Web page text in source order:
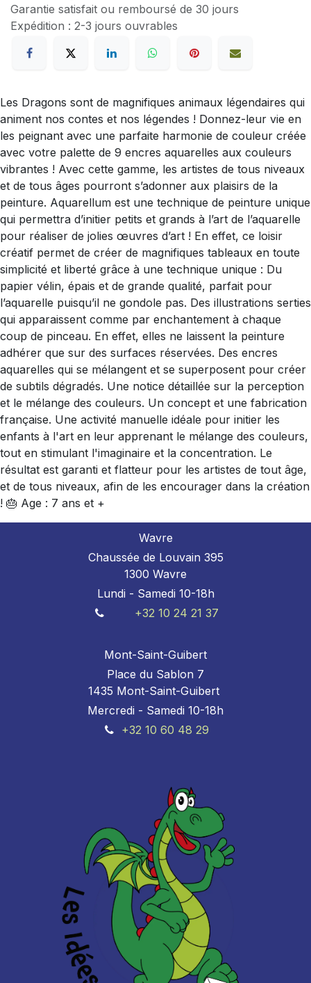
Garantie satisfait ou remboursé de 30 jours
Expédition : 2-3 jours ouvrables
Les Dragons sont de magnifiques animaux légendaires qui
animent nos contes et nos légendes ! Donnez-leur vie en
les peignant avec une parfaite harmonie de couleur créée
avec votre palette de 9 encres aquarelles aux couleurs
vibrantes ! Avec cette gamme, les artistes de tous niveaux
et de tous âges pourront s’adonner aux plaisirs de la
peinture. Aquarellum est une technique de peinture unique
qui permettra d’initier petits et grands à l’art de l’aquarelle
pour réaliser de jolies œuvres d’art ! En effet, ce loisir
créatif permet de créer de magnifiques tableaux en toute
simplicité et liberté grâce à une technique unique : Du
papier vélin, épais et de grande qualité, parfait pour
l’aquarelle puisqu’il ne gondole pas. Des illustrations serties
qui apparaissent comme par enchantement à chaque
coup de pinceau. En effet, elles ne laissent la peinture
adhérer que sur des surfaces réservées. Des encres
aquarelles qui se mélangent et se superposent pour créer
de subtils dégradés. Une notice détaillée sur la perception
et le mélange des couleurs. Un concept et une fabrication
française. Une activité manuelle idéale pour initier les
enfants à l'art en leur apprenant le mélange des couleurs,
tout en stimulant l'imaginaire et la concentration. Le
résultat est garanti et flatteur pour les artistes de tout âge,
et de tous niveaux, afin de les encourager dans la création
! 🎂 Age : 7 ans et +
Wavre
Chaussée de Louvain 395
1300 Wavre
Lundi - Samedi 10-18h
+32 10 24 21 37
Mont-Saint-Guibert
Place du Sablon 7
1435 Mont-Saint-Guibert
Mercredi - Samedi 10-18h
+32 10 60 48 29